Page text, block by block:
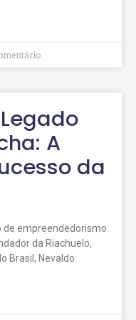
A
da
de empreendedorismo
da Riachuelo,
Brasil, Nevaldo